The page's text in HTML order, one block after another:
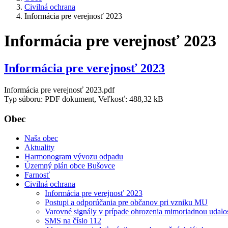
Civilná ochrana
Informácia pre verejnosť 2023
Informácia pre verejnosť 2023
Informácia pre verejnosť 2023
Informácia pre verejnosť 2023.pdf
Typ súboru: PDF dokument, Veľkosť: 488,32 kB
Obec
Naša obec
Aktuality
Harmonogram vývozu odpadu
Územný plán obce Bušovce
Farnosť
Civilná ochrana
Informácia pre verejnosť 2023
Postupi a odporúčania pre občanov pri vzniku MU
Varovné signály v prípade ohrozenia mimoriadnou
SMS na číslo 112